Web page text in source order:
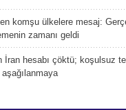
komşu ülkelere mesaj:
zamanı geldi
İran hesabı çöktü; koşulsuz